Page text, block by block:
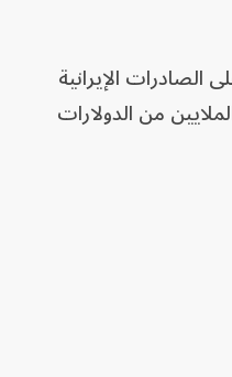
الصادرات الإيرانية
من الدولارات